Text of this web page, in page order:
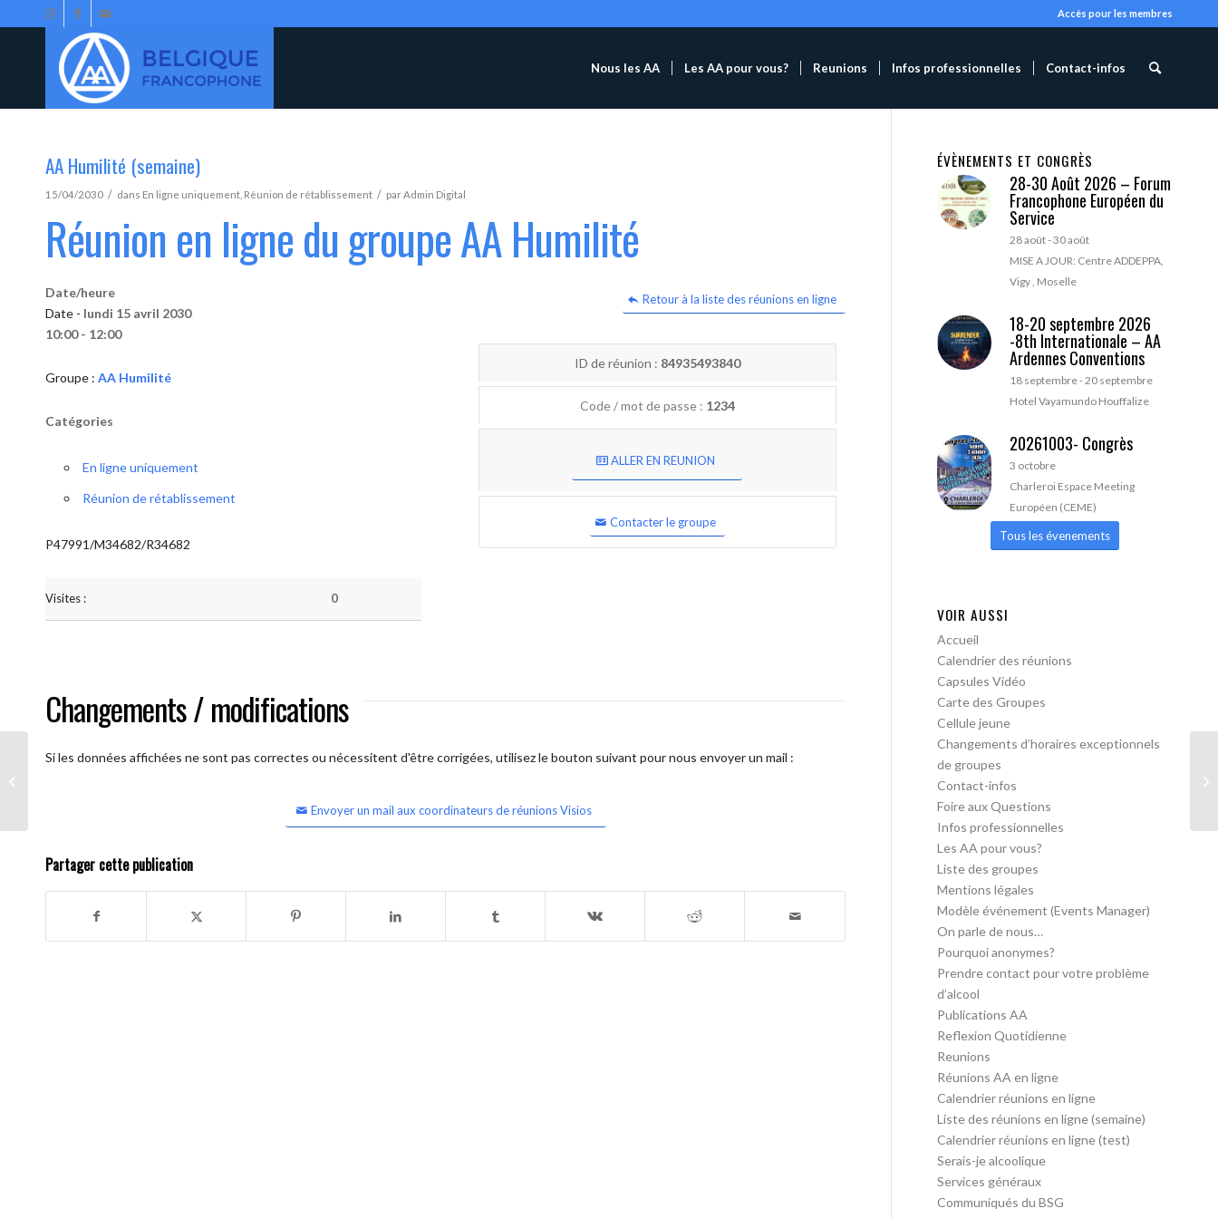
Accès pour les membres
Nous les AA Les AA pour vous? Reunions Infos professionnelles Contact-infos
AA Humilité (semaine)
15/04/2030 / dans En ligne uniquement Réunion de rétablissement / parAdmin Digital
Réunion en ligne du groupe AA Humilité
Retour à la liste des réunions en ligne
Date/heure
Date - lundi 15 avril 2030
10:00 - 12:00
Groupe : AA Humilité
Catégories
En ligne uniquement
Réunion de rétablissement
P47991/M34682/R34682
Visites : 0
ID de réunion : 84935493840
Code / mot de passe : 1234
ALLER EN REUNION
Contacter le groupe
Changements / modifications
Si les données affichées ne sont pas correctes ou nécessitent d'être corrigées, utilisez le bouton suivant pour nous envoyer un mail :
Envoyer un mail aux coordinateurs de réunions Visios
Partager cette publication
ÉVÈNEMENTS ET CONGRÈS
28-30 Août 2026 – Forum
Francophone Européen du
Service
28 août-30 août
MISE A JOUR: Centre ADDEPPA,
Vigy , Moselle
18-20 septembre 2026
-8th Internationale – AA
Ardennes Conventions
18 septembre-20 septembre
Hotel Vayamundo Houffalize
20261003- Congrès
3 octobre
Charleroi Espace Meeting
Européen (CEME)
Tous les évenements
VOIR AUSSI
Accueil
Calendrier des réunions
Capsules Vidéo
Carte des Groupes
Cellule jeune
Changements d’horaires exceptionnels
de groupes
Contact-infos
Foire aux Questions
Infos professionnelles
Les AA pour vous?
Liste des groupes
Mentions légales
Modèle événement (Events Manager)
On parle de nous…
Pourquoi anonymes?
Prendre contact pour votre problème
d’alcool
Publications AA
Reflexion Quotidienne
Reunions
Réunions AA en ligne
Calendrier réunions en ligne
Liste des réunions en ligne (semaine)
Calendrier réunions en ligne (test)
Serais-je alcoolique
Services généraux
Communiqués du BSG